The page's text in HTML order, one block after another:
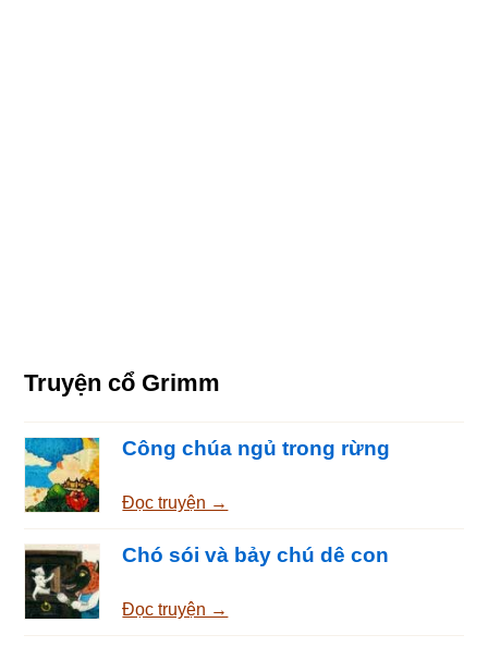
Truyện cổ Grimm
Công chúa ngủ trong rừng
Đọc truyện →
Chó sói và bảy chú dê con
Đọc truyện →